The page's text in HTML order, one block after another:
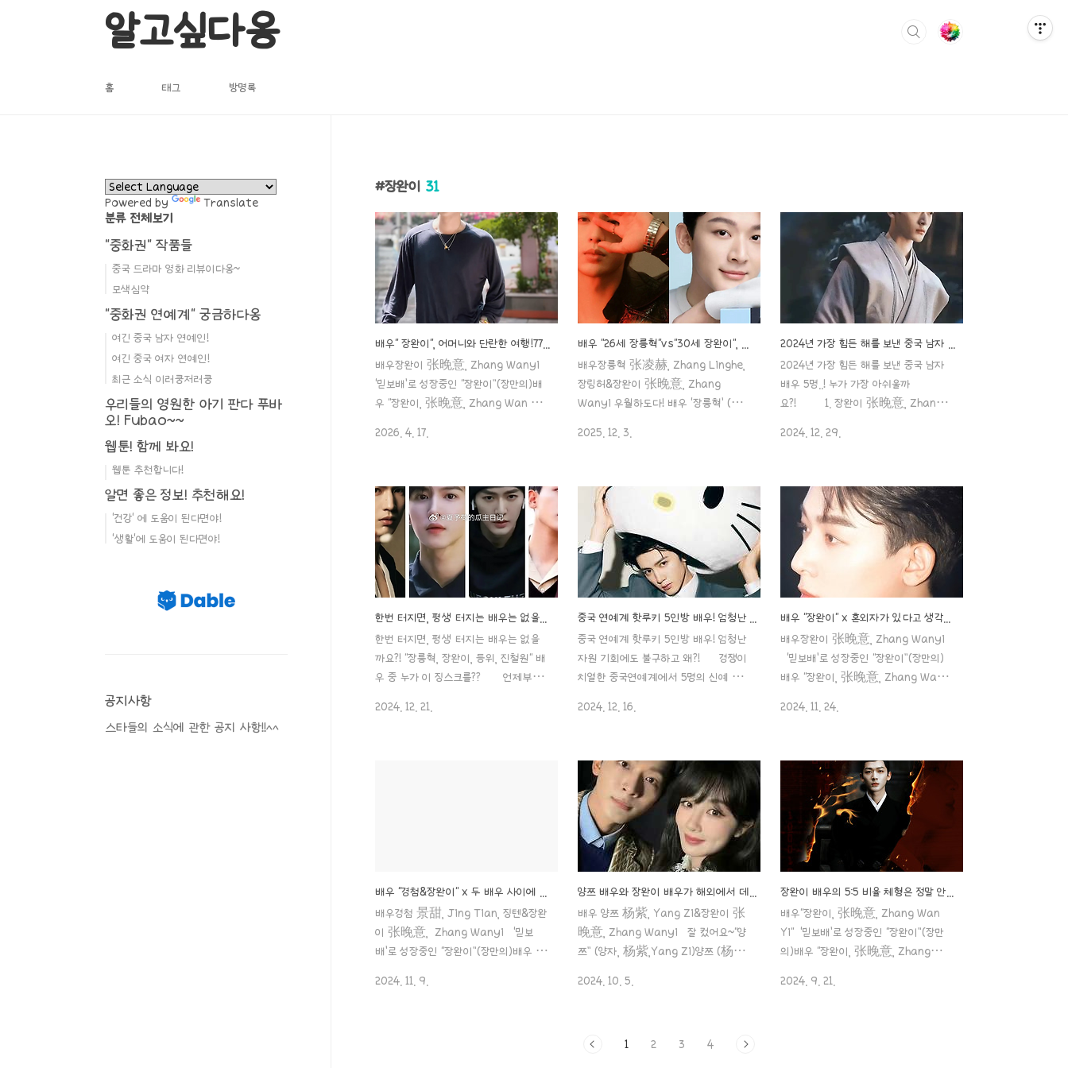
알고싶다옹
홈 태그 방명록
장완이 31
배우장완이 张晚意, Zhang Wanyi
‘믿보배’로 성장중인 “장완이”(장만의)배
우 "장완이, 张晚意, Zhang Wan Yi"
~! 중드 “장상사”에서 창현세자 역을 맡
aaa888.tistory.com ✖️ 배우" 장
완이", 어머니와 단란한 여행! 77세 어머
니의 세련된 헤어 스타일부터 1500위안
짜리 양탕 식사까지!^^ 배우 "26세 장릉
혁"vs"30세 장완이", 작품으로 맞붙는
순간, 비소로 깨닫다.'신급 미모'도 연기력
앞배우장릉혁 张凌赫, Zhang
Linghe, 장링허&장완이 张晚意,
Zhang Wanyi 우월하도다! 배우 ‘장릉
혁’ (장능혁,张凌赫)배우"장릉혁 张..
2026. 4. 17.
배우장릉혁 张凌赫, Zhang Linghe,
장링허&장완이 张晚意, Zhang
Wanyi 우월하도다! 배우 ‘장릉혁’ (장능
Zhang linghe" 아.. 말을 하면서도 이
이죠..일단, 창란결에서 라이징 스타로 떴
는데,열애aaa888000.com ‘믿보
배’로 성장중인 “장완이”(장만의)배우 "장
완이, 张晚意, Zhang Wan Yi" 이제
야 빛을 제대로 보기 시작한 배우죠~! 중
드 “장상사”에서 창현세자 역을 맡고 있
는 “장완이”입니다! 계속 포스팅을 하려고
했는데 어떻게 보면 그에 관
aaa888000.com ✖️ 배우 "26세 장
릉혁"vs"30세 장완이", 작품으로 맞붙는
2025. 12. 3.
2024년 가장 힘든 해를 보낸 중국 남자
배우 5명..! 누가 가장 아쉬울까
요?! 1. 장완이 张晚意, Zhang
이”(장만의)배우 "장완이, 张晚意,
창현세자 역을 맡고 있는 “장완이”입니
다! 계속 포스팅을 하려고 했는데 어떻게
보면 그에 관aaa888000.com 한번
터지면, 평생 터지는 배우는 없을까요?!
"장릉혁, 장완이, 등위, 진철원" 배우 중
누가 이 징한번 터지면, 평생 터지는 배
우는 없을까요?! "장릉혁, 장완이, 등위,
진철원" 배우 중 누가 이 징스크
를?? 언제부터 시작되었던 건지는
모르겠지만 장릉혁, 장완이, 등위, 진철원
2024. 12. 29.
한번 터지면, 평생 터지는 배우는 없을
까요?! "장릉혁, 장완이, 등위, 진철원" 배
우 중 누가 이 징스크를?? 언제부터
장완이, 등위, 진철원 배우 네 사람이 '곧
배우들이 정말로 곧 제대로 터질까요?아
니면 평생 '곧 터질' 라이징 스타라는 말만
듣고 끝나게 될까요?! 장릉혁 张凌
赫, Zhang Linghe, 장..
2024. 12. 21.
중국 연예계 핫루키 5인방 배우! 엄청난
자원 기회에도 불구하고 왜?! 경쟁이
치열한 중국연예계에서 5명의 신예 남자
배우 : 중국에서 작품 자원이 풍부함에도
막강한 자원과 높은 인지도에도 불구하고
작품들이 연이어 실패하는 어려움을 겪고
있거든요.왜 이렇게 기대를 모았던 배우
들이 난처한 상황에 처했을까요? 지금부
터 그들의 매력과 아쉬움을 하나씩 파헤
쳐 보겠습니다..! 5위: 후명호 侯
明昊, Hou Minghao, 허우밍하오 꽃
보다 예쁜 남자 배우 “후명호”후명호 (侯
明昊, Neo Hou) 저는 이 배우 하면,,
참.. 우리 나라 “SM 아이돌상” 이라고 생
2024. 12. 16.
배우장완이 张晚意, Zhang Wanyi
‘믿보배’로 성장중인 “장완이”(장만의)
배우 "장완이, 张晚意, Zhang Wan
우죠~! 중드 “장상사”에서 창현세자 역을
aaa888000.com ✖️ Question 배
우 "장완이" x 혼외자가 있다고 생각하나
요?;; 배우 "경첨&장완이" x 두 배우
사이에 무슨 일이 있는 거예요?!배우경첨
景甜, Jing Tian, 징텐&장완이 张晚
意, Zhang Wanyi ‘믿보배’로 성장중
인 “장완이”(장만의)배우 "장완이, 张晚
意, Zhang Wan Yi" 이제야 빛을 제대
로 보기 시작한 배우죠~! 중드 “장상사
aaa888000...
2024. 11. 24.
배우경첨 景甜, Jing Tian, 징텐&장완
이 张晚意, Zhang Wanyi ‘믿보
배’로 성장중인 “장완이”(장만의)배우 "장
야 빛을 제대로 보기 시작한 배우죠~! 중
2024. 11. 9.
배우 양쯔 杨紫, Yang Zi&장완이 张
晚意, Zhang Wanyi 잘 컸어요~“양
쯔” (양자, 杨紫,Yang Zi)양쯔 (杨紫,
어엿한 삼십 대 여성이 된 양쯔. 마냥 상
양쯔에 관한 포스
2024. 10. 5.
배우"장완이, 张晚意, Zhang Wan
Yi" ‘믿보배’로 성장중인 “장완이”(장만
의)배우 "장완이, 张晚意, Zhang
한 배우죠~! 중드 “장상사”에서 창현세
2024. 9. 21.
1 2 3 4
Powered by Translate
분류 전체보기
"중화권" 작품들
중국 드라마 영화 리뷰이다옹~
모색심약
"중화권 연예계" 궁금하다옹
여긴 중국 남자 연예인!
여긴 중국 여자 연예인!
최근 소식 이러쿵저러쿵
우리들의 영원한 아기 판다 푸바
오! Fubao~~
웹툰! 함께 봐요!
웹툰 추천합니다!
알면 좋은 정보! 추천해요!
'건강' 에 도움이 된다면야!
'생활'에 도움이 된다면야!
공지사항
스타들의 소식에 관한 공지 사항!!^^